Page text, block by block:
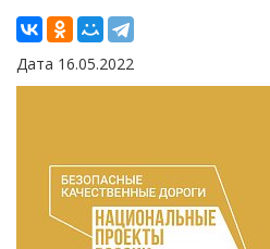
Дата 16.05.2022